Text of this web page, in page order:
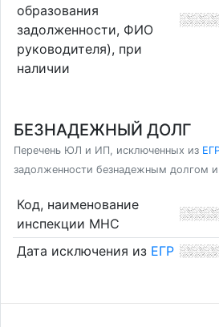
образования
задолженности, ФИО
руководителя), при
наличии
БЕЗНАДЕЖНЫЙ ДОЛГ
Перечень ЮЛ и ИП, исключенных из
задолженности безнадежным долгом и
Код, наименование
инспекции МНС
Дата исключения из ЕГР